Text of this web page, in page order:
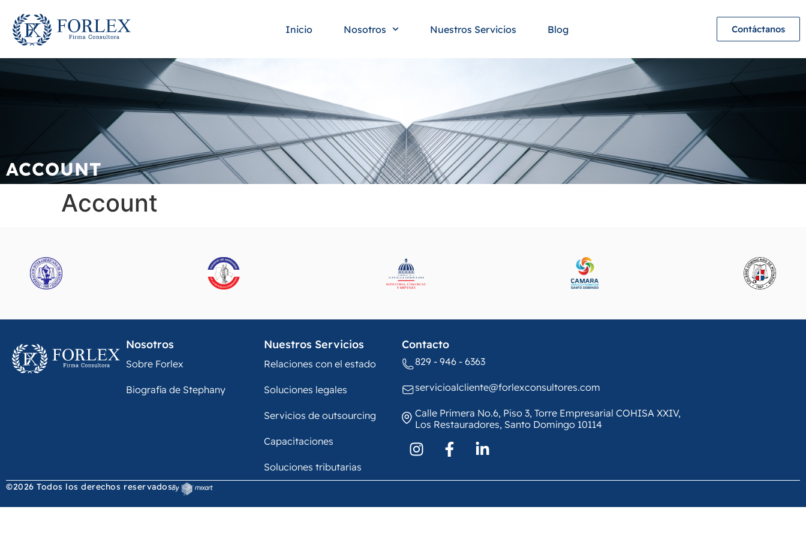
Inicio Nosotros Nuestros Servicios Blog Contáctanos
ACCOUNT
Account
Nosotros
Sobre Forlex
Biografía de Stephany
Nuestros Servicios
Relaciones con el estado
Soluciones legales
Servicios de outsourcing
Capacitaciones
Soluciones tributarias
Contacto
829 - 946 - 6363
servicioalcliente@forlexconsultores.com
Calle Primera No.6, Piso 3, Torre Empresarial COHISA XXIV,
Los Restauradores, Santo Domingo 10114
©2026 Todos los derechos reservados